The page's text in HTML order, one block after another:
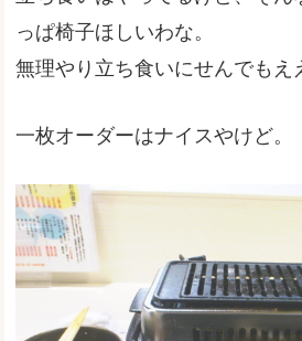
っぱ椅子ほしいわな。
無理やり立ち食いにせんでもえ
一枚オーダーはナイスやけど。